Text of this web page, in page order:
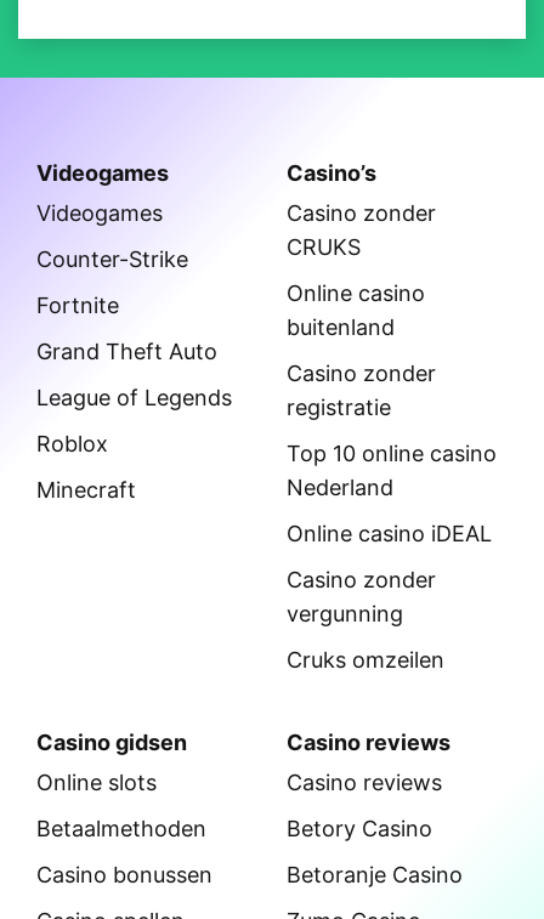
Videogames
Videogames
Counter-Strike
Fortnite
Grand Theft Auto
League of Legends
Roblox
Minecraft
Casino’s
Casino zonder
CRUKS
Online casino
buitenland
Casino zonder
registratie
Top 10 online casino
Nederland
Online casino iDEAL
Casino zonder
vergunning
Cruks omzeilen
Casino gidsen
Online slots
Betaalmethoden
Casino bonussen
Casino reviews
Casino reviews
Betory Casino
Betoranje Casino